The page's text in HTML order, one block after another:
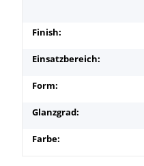
Finish:
Einsatzbereich:
Form:
Glanzgrad:
Farbe: